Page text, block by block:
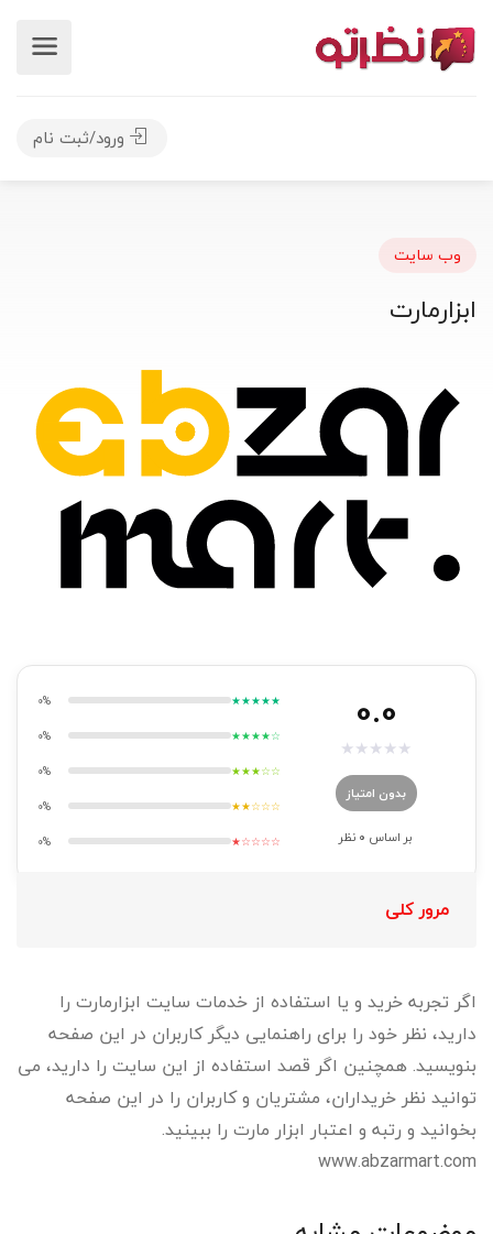
ورود/ثبت نام
وب سایت
ابزارمارت
0.0
★
★
★
★
★
بدون امتیاز
بر اساس 0 نظر
★★★★★
0%
★★★★☆
0%
★★★☆☆
0%
★★☆☆☆
0%
★☆☆☆☆
0%
مرور کلی
اگر تجربه خرید و یا استفاده از خدمات سایت ابزارمارت را
دارید، نظر خود را برای راهنمایی دیگر کاربران در این صفحه
بنویسید. همچنین اگر قصد استفاده از این سایت را دارید، می
توانید نظر خریداران، مشتریان و کاربران را در این صفحه
بخوانید و رتبه و اعتبار ابزار مارت را ببینید.
www.abzarmart.com